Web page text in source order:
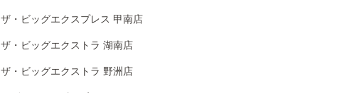
ザ・ビッグエクスプレス 甲南店
ザ・ビッグエクストラ 湖南店
ザ・ビッグエクストラ 野洲店